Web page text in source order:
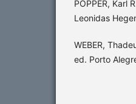
POPPER, Karl
Leonidas
WEBER,
ed. Porto